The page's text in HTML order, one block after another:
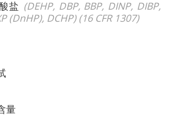
盐 (DEHP, DBP, BBP, DINP, DIBP,
(DnHP), DCHP) (16 CFR 1307)
量